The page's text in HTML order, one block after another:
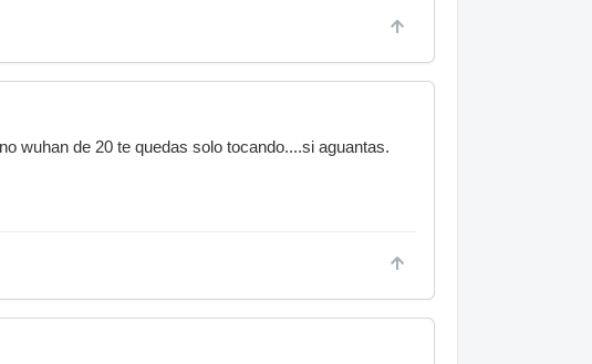
wuhan de 20 te quedas solo tocando....si aguantas.